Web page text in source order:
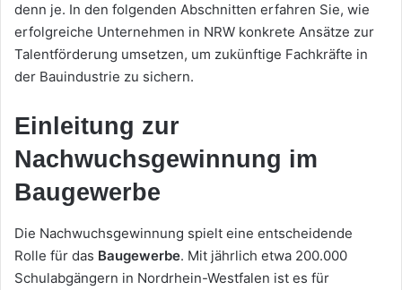
denn je. In den folgenden Abschnitten erfahren Sie, wie
erfolgreiche Unternehmen in NRW konkrete Ansätze zur
Talentförderung umsetzen, um zukünftige Fachkräfte in
der Bauindustrie zu sichern.
Einleitung zur
Nachwuchsgewinnung im
Baugewerbe
Die Nachwuchsgewinnung spielt eine entscheidende
Rolle für das Baugewerbe. Mit jährlich etwa 200.000
Schulabgängern in Nordrhein-Westfalen ist es für